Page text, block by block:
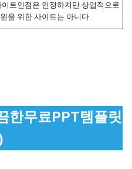
트인점은 인정하지만 상업적으로
을 위한 사이트는 아니다.
한무료PPT템플릿